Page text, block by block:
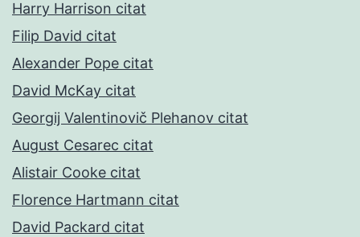
Harry Harrison citat
Filip David citat
Alexander Pope citat
David McKay citat
Georgij Valentinovič Plehanov citat
August Cesarec citat
Alistair Cooke citat
Florence Hartmann citat
David Packard citat